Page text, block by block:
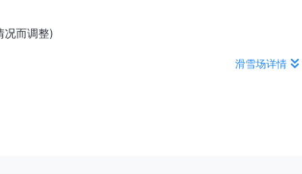
况而调整)
滑雪场详情